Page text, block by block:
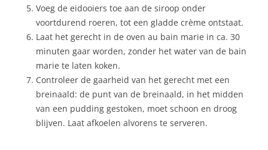
Voeg de eidooiers toe aan de siroop onder
voortdurend roeren, tot een gladde crème ontstaat.
Laat het gerecht in de oven au bain marie in ca. 30
minuten gaar worden, zonder het water van de bain
marie te laten koken.
Controleer de gaarheid van het gerecht met een
breinaald: de punt van de breinaald, in het midden
van een pudding gestoken, moet schoon en droog
blijven. Laat afkoelen alvorens te serveren.